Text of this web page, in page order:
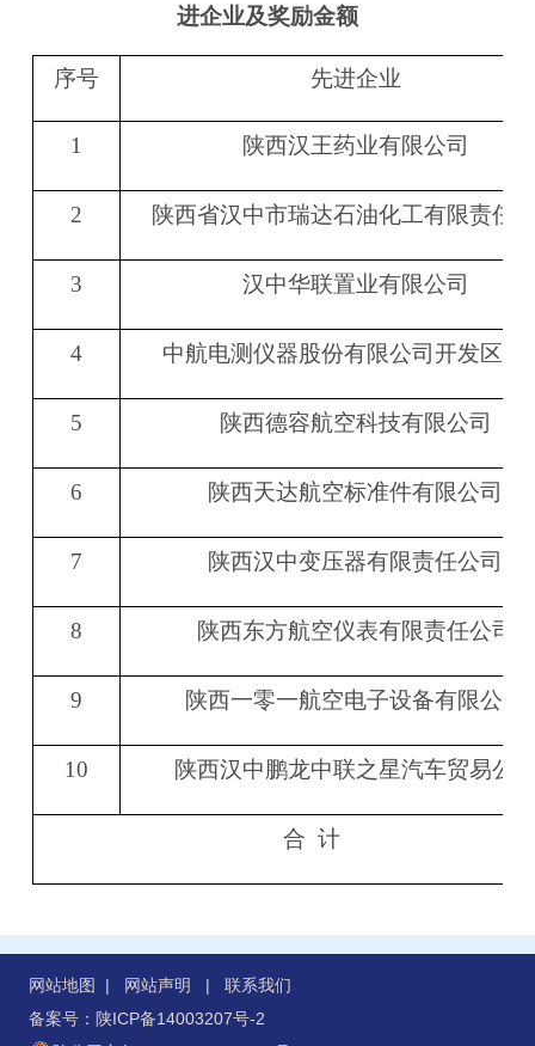
进企业及奖励金额
序号 先进企业
1 陕西汉王药业有限公司
2 陕西省汉中市瑞达石油化工有限责任
3 汉中华联置业有限公司
4 中航电测仪器股份有限公司开发区分
5 陕西德容航空科技有限公司
6 陕西天达航空标准件有限公司
7 陕西汉中变压器有限责任公司
8 陕西东方航空仪表有限责任公司
9 陕西一零一航空电子设备有限公司
10 陕西汉中鹏龙中联之星汽车贸易公
合 计
网站地图 | 网站声明 | 联系我们
备案号：陕ICP备14003207号-2